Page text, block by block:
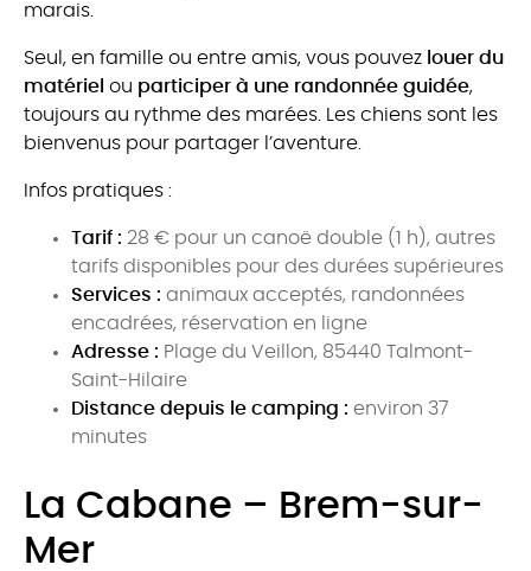
marais.
Seul, en famille ou entre amis, vous pouvez louer du
matériel ou participer à une randonnée guidée,
toujours au rythme des marées. Les chiens sont les
bienvenus pour partager l’aventure.
Infos pratiques :
Tarif : 28 € pour un canoë double (1 h), autres
tarifs disponibles pour des durées supérieures
Services : animaux acceptés, randonnées
encadrées, réservation en ligne
Adresse : Plage du Veillon, 85440 Talmont-
Saint-Hilaire
Distance depuis le camping : environ 37
minutes
La Cabane – Brem-sur-
Mer